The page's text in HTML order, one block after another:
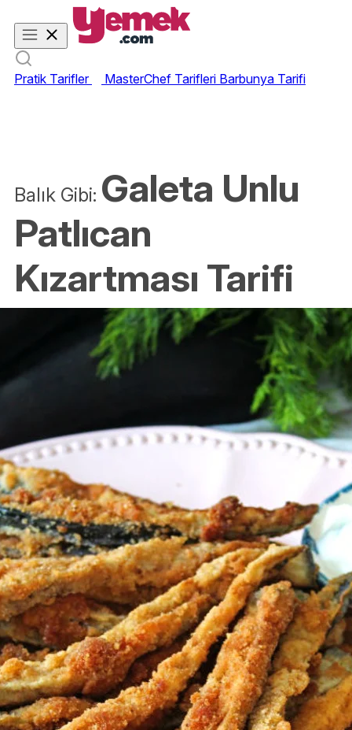
Pratik Tarifler MasterChef Tarifleri Barbunya Tarifi
Balık Gibi: Galeta Unlu
Patlıcan
Kızartması Tarifi